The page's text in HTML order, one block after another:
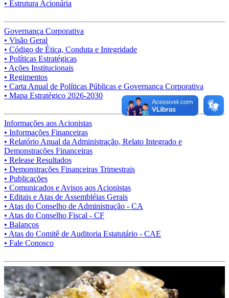
• Estrutura Acionária
Governança Corporativa
• Visão Geral
• Código de Ética, Conduta e Integridade
• Políticas Estratégicas
• Ações Institucionais
• Regimentos
• Carta Anual de Políticas Públicas e Governança Corporativa
• Mapa Estratégico 2026-2030
Informações aos Acionistas
• Informações Financeiras
• Relatório Anual da Administração, Relato Integrado e
Demonstrações Financeiras
• Release Resultados
• Demonstrações Financeiras Trimestrais
• Publicações
• Comunicados e Avisos aos Acionistas
• Editais e Atas de Assembléias Gerais
• Atas do Conselho de Administração - CA
• Atas do Conselho Fiscal - CF
• Balanços
• Atas do Comitê de Auditoria Estatutário - CAE
• Fale Conosco